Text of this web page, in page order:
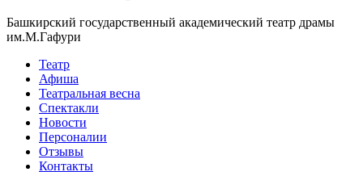
Башкирский государственный академический театр драмы
им.М.Гафури
Театр
Афиша
Театральная весна
Спектакли
Новости
Персоналии
Отзывы
Контакты